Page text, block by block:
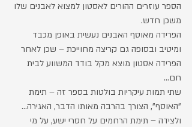
הספר עוזרים ההורים לאסטון למצוא לאבנים שלו
משכן חדש.
הפרידה מאוסף האבנים נעשית באופן מכבד
ומיטיב ובסופה גם קריצה מחוייכת – שכן לאחר
הפרידה אסטון מוצא מקל בודד המשווע לבית
חם...
שתי תמות עיקריות בולטות בספר זה – תימת
"האוסף", הצורך בהרבה מאותו הדבר, האגירה...
ולצידה – תימת הרחמים על חסרי ישע, על מי